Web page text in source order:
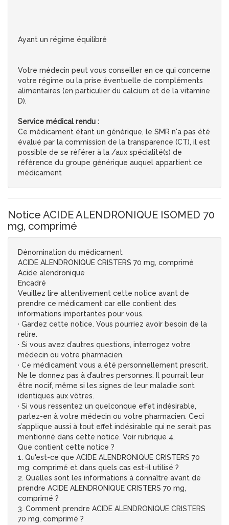
Ayant un régime équilibré
Votre médecin peut vous conseiller en ce qui concerne
votre régime ou la prise éventuelle de compléments
alimentaires (en particulier du calcium et de la vitamine
D).
Service médical rendu :
Ce médicament étant un générique, le SMR n'a pas été
évalué par la commission de la transparence (CT), il est
possible de se référer à la /aux spécialité(s) de
référence du groupe générique auquel appartient ce
médicament
Notice ACIDE ALENDRONIQUE ISOMED 70
mg, comprimé
Dénomination du médicament
ACIDE ALENDRONIQUE CRISTERS 70 mg, comprimé
Acide alendronique
Encadré
Veuillez lire attentivement cette notice avant de
prendre ce médicament car elle contient des
informations importantes pour vous.
· Gardez cette notice. Vous pourriez avoir besoin de la
relire.
· Si vous avez d’autres questions, interrogez votre
médecin ou votre pharmacien.
· Ce médicament vous a été personnellement prescrit.
Ne le donnez pas à d’autres personnes. Il pourrait leur
être nocif, même si les signes de leur maladie sont
identiques aux vôtres.
· Si vous ressentez un quelconque effet indésirable,
parlez-en à votre médecin ou votre pharmacien. Ceci
s’applique aussi à tout effet indésirable qui ne serait pas
mentionné dans cette notice. Voir rubrique 4.
Que contient cette notice ?
1. Qu'est-ce que ACIDE ALENDRONIQUE CRISTERS 70
mg, comprimé et dans quels cas est-il utilisé ?
2. Quelles sont les informations à connaître avant de
prendre ACIDE ALENDRONIQUE CRISTERS 70 mg,
comprimé ?
3. Comment prendre ACIDE ALENDRONIQUE CRISTERS
70 mg, comprimé ?